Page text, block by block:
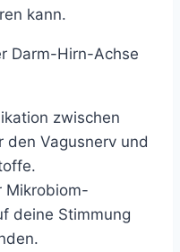
kann.
Darm-Hirn-Achse
zwischen
den Vagusnerv und
Mikrobiom-
deine Stimmung